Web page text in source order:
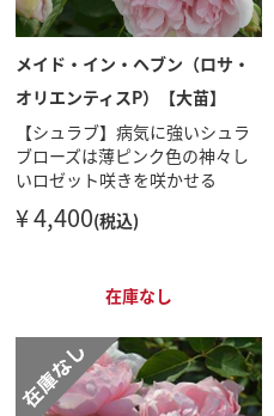
メイド・イン・ヘブン（ロサ・
オリエンティスP）【大苗】
【シュラブ】病気に強いシュラ
ブローズは薄ピンク色の神々し
いロゼット咲きを咲かせる
¥ 4,400(税込)
在庫なし